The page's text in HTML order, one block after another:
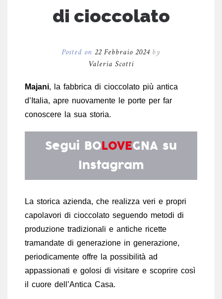
di cioccolato
Posted on 22 Febbraio 2024 by
Valeria Scotti
Majani, la fabbrica di cioccolato più antica
d’Italia, apre nuovamente le porte per far
conoscere la sua storia.
Segui BOLOVEGNA su
Instagram
La storica azienda, che realizza veri e propri
capolavori di cioccolato seguendo metodi di
produzione tradizionali e antiche ricette
tramandate di generazione in generazione,
periodicamente offre la possibilità ad
appassionati e golosi di visitare e scoprire così
il cuore dell’Antica Casa.